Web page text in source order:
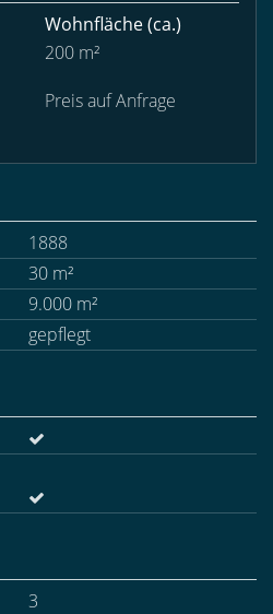
Wohnfläche(ca.)
200 m²
Preis auf Anfrage
1888
30 m²
9.000 m²
gepflegt
3